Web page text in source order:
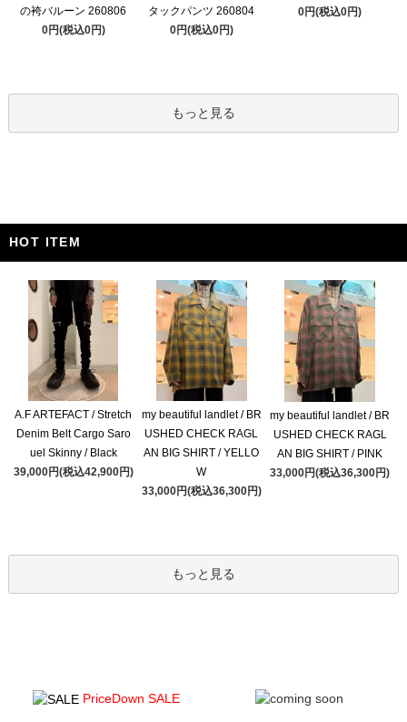
の袴バルーン 260806
0円(税込0円)
タックパンツ 260804
0円(税込0円)
0円(税込0円)
もっと見る
HOT ITEM
A.F ARTEFACT / Stretch
Denim Belt Cargo Saro
uel Skinny / Black
39,000円(税込42,900円)
my beautiful landlet / BR
USHED CHECK RAGL
AN BIG SHIRT / YELLO
W
33,000円(税込36,300円)
my beautiful landlet / BR
USHED CHECK RAGL
AN BIG SHIRT / PINK
33,000円(税込36,300円)
もっと見る
PriceDown SALE